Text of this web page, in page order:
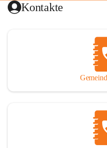
Kontakte